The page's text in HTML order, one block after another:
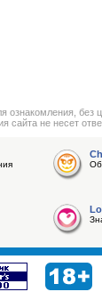
ознакомления,
сайта не несет